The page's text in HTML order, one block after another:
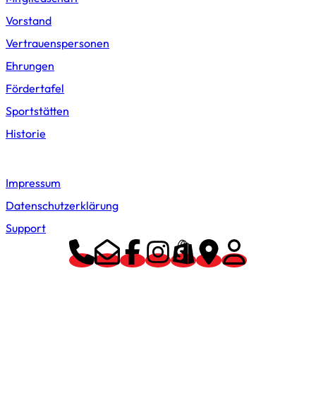
Vorstand
Vertrauenspersonen
Ehrungen
Fördertafel
Sportstätten
Historie
Impressum
Datenschutzerklärung
Support